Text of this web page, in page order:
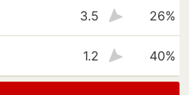
3.5 26%
1.2 40%